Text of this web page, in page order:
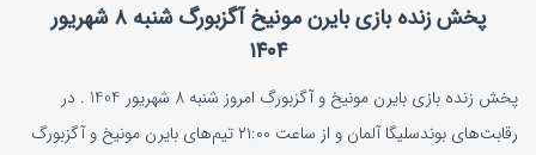
پخش زنده بازی بایرن مونیخ آگزبورگ شنبه ۸ شهریور
۱۴۰۴
پخش زنده بازی بایرن مونیخ و آگزبورگ امروز شنبه 8 شهریور 1404 . در
رقابت‌های بوندسلیگا آلمان و از ساعت ۲۱:۰۰ تیم‌های بایرن مونیخ و آگزبورگ